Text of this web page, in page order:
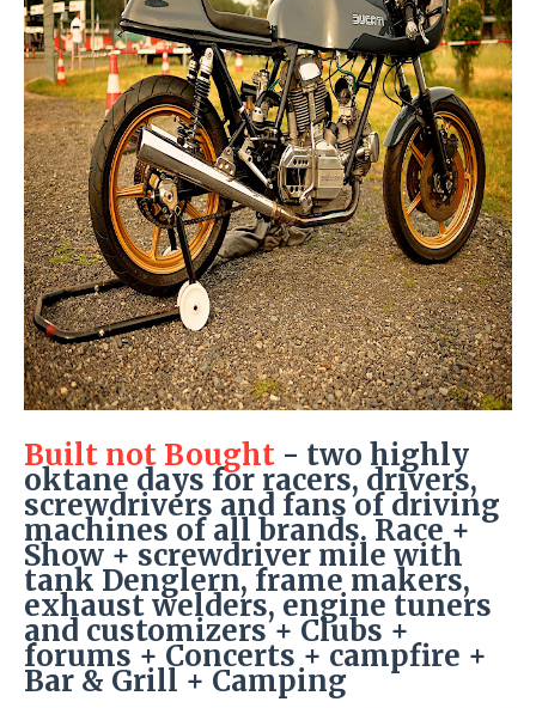
Built not Bought - two highly
oktane days for racers, drivers,
screwdrivers and fans of driving
machines of all brands. Race +
Show + screwdriver mile with
tank Denglern, frame makers,
exhaust welders, engine tuners
and customizers + Clubs +
forums + Concerts + campfire +
Bar & Grill + Camping